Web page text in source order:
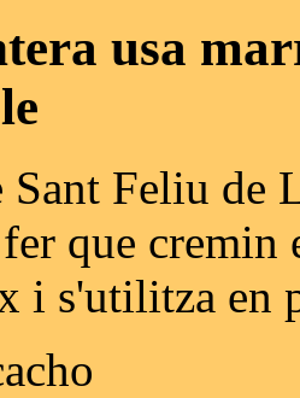
usa
Sant Feliu de
que
i s'utilitza en